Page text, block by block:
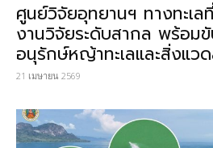
ศูนย์วิจัยอุทยานฯ ทางทะเ
งานวิจัยระดับสากล พร้อม
อนุรักษ์หญ้าทะเลและสิ่งแว
21 เมษายน 2569